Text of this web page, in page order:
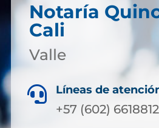
Notaría
Cali
Valle
 Líneas de
+57 (602)